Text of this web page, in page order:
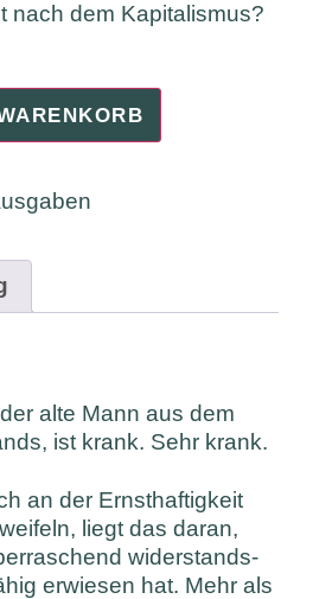
nach dem Kapitalismus?
alte Mann aus dem
ist krank. Sehr krank.
an der Ernsthaftigkeit
liegt das daran,
widerstands-
erwiesen hat. Mehr als